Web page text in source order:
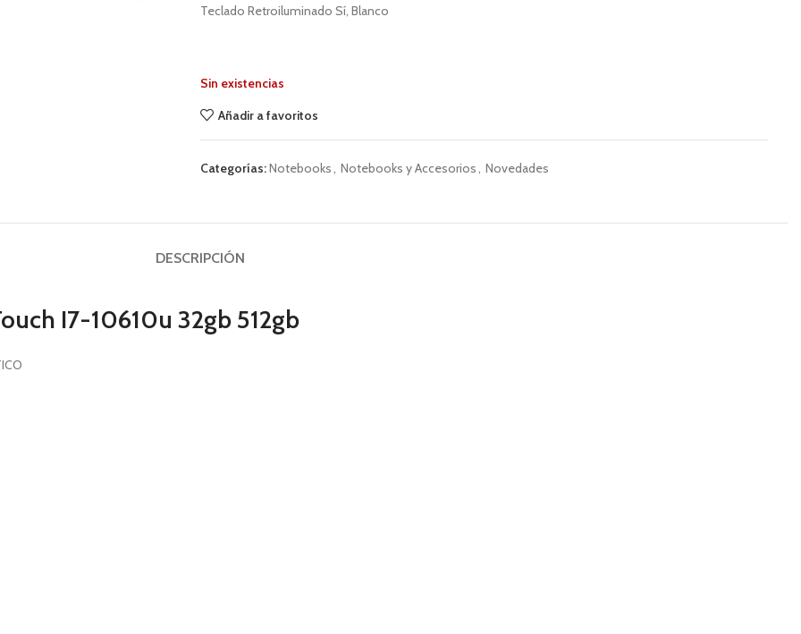
Teclado Retroiluminado Sí, Blanco
Sin existencias
Añadir a favoritos
Categorías:Notebooks, Notebooks y Accesorios, Novedades
DESCRIPCIÓN
I7-10610u 32gb 512gb